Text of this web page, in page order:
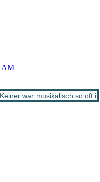
war musikalisch so oft